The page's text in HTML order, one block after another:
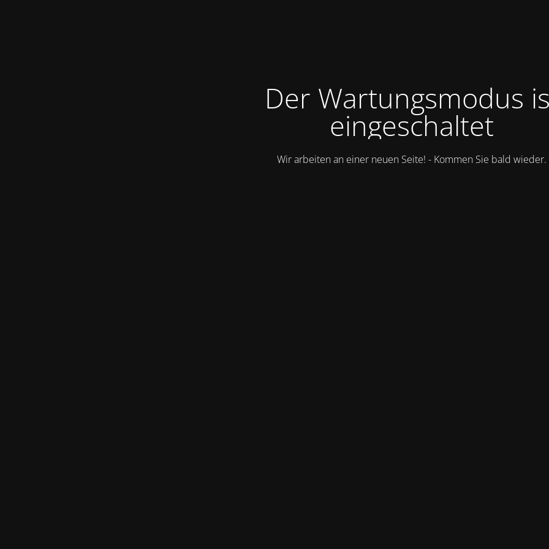
Der Wartungsmodus
eingeschaltet
Wir arbeiten an einer neuen Seite! - Kommen Sie bald wieder.